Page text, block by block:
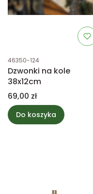
Kod produktu
46350-124
Dzwonki na kole
38x12cm
Cena
69,00 zł
Do koszyka